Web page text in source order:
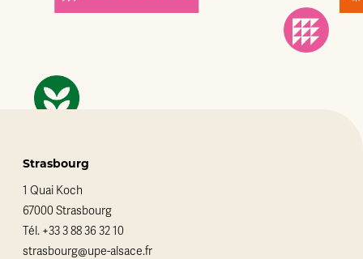
Strasbourg
1 Quai Koch
67000 Strasbourg
Tél. +33 3 88 36 32 10
strasbourg@upe-alsace.fr